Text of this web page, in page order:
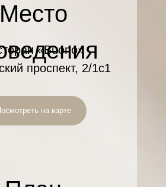
Место
«Buono»
проспект, 2/1с1
на карте